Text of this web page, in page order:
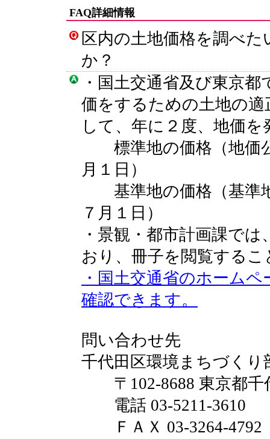
FAQ詳細情報
区内の土地価格を調べ
か？
・国土交通省及び東京
価をするための土地の
して、年に２度、地価
標準地の価格（地価
月１日）
基準地の価格（基準
７月１日）
・景観・都市計画課で
おり、冊子を閲覧する
・国土交通省のホーム
確認できます。
問い合わせ先
千代田区環境まちづく
〒102-8688 東京都千
電話 03-5211-3610
ＦＡＸ 03-3264-4792